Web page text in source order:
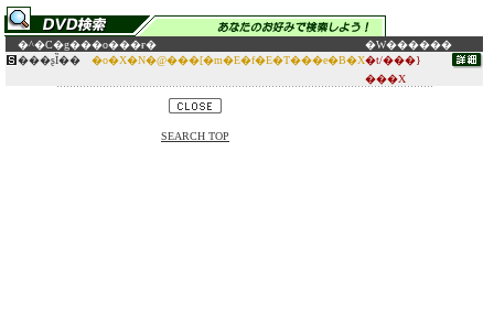
�^�C�g���o���ғ�
�W������
���ʂȈ��
�o�X�N�@���[�m�E�f�E�T���e�B�X�t/���}
���X
SEARCH TOP